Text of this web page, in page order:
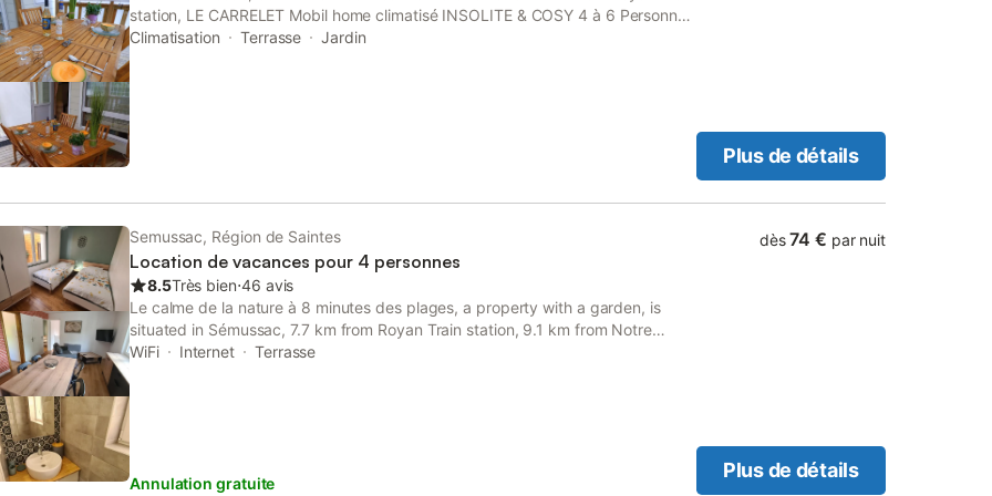
box Internet et Wifi. Pour les loisirs, jeux de sociétés, livres, dvd, vélos et jeux
de plage sont à votre disposition. Pour profiter pleinement du jardin et vous
station, LE CARRELET Mobil home climatisé INSOLITE & COSY 4 à 6 Personnes
offers a garden and air conditioning.
Climatisation Terrasse Jardin
Plus de détails
Semussac, Région de Saintes
Location de vacances pour 4 personnes
8.5Très bien⋅46 avis
Le calme de la nature à 8 minutes des plages, a property with a garden, is
situated in Sémussac, 7.7 km from Royan Train station, 9.1 km from Notre
Dame Church, as well as 9.4 km from Congress Center.
WiFi Internet Terrasse
Annulation gratuite
dès 74 € par nuit
Plus de détails